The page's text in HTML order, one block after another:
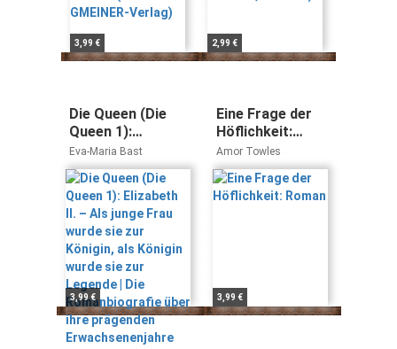
3,99 € 2,99 €
Die Queen (Die
Queen 1):
Elizabeth II. – Als
junge Frau wurde
sie zur Königin,
als Königin wurde
sie zur Legende |
Die
Romanbiografie
über ihre
prägenden
Erwachsenenjahre
Eva-Maria Bast
3,99 €
Eine Frage der
Höflichkeit:
Roman
Amor Towles
3,99 €